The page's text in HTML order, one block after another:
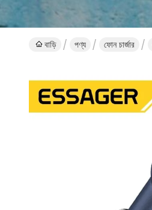
বাড়ি পণ্য ফোন চার্জার